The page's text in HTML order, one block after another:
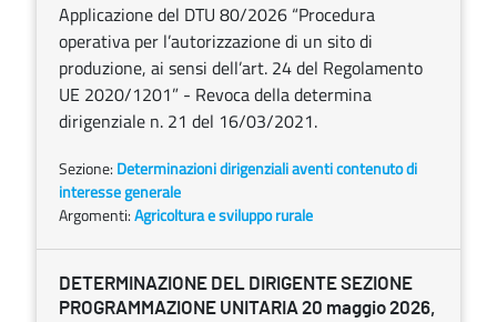
Applicazione del DTU 80/2026 “Procedura
operativa per l’autorizzazione di un sito di
produzione, ai sensi dell’art. 24 del Regolamento
UE 2020/1201” - Revoca della determina
dirigenziale n. 21 del 16/03/2021.
Sezione: Determinazioni dirigenziali aventi contenuto di
interesse generale
Argomenti:Agricoltura e sviluppo rurale
DETERMINAZIONE DEL DIRIGENTE SEZIONE
PROGRAMMAZIONE UNITARIA 20 maggio 2026,